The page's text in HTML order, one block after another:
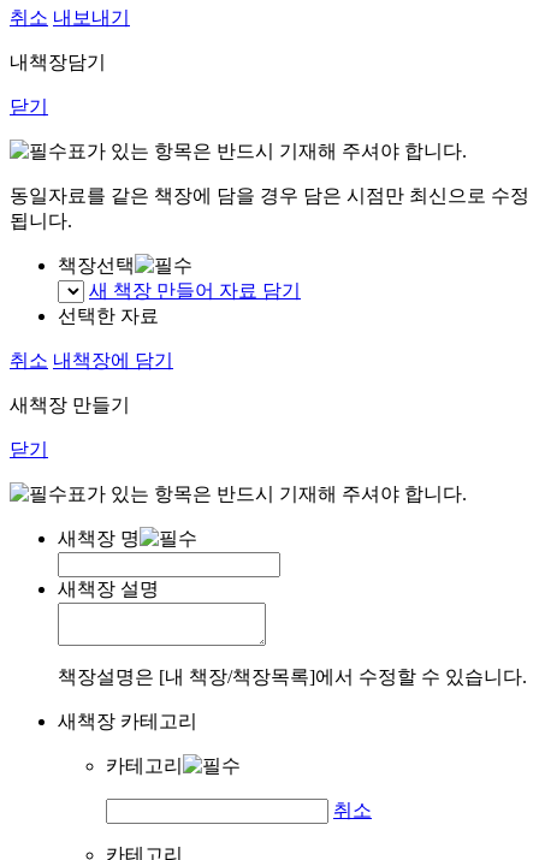
취소 내보내기
내책장담기
닫기
표가 있는 항목은 반드시 기재해 주셔야 합니다.
동일자료를 같은 책장에 담을 경우 담은 시점만 최신으로 수정
됩니다.
책장선택
새 책장 만들어 자료 담기
선택한 자료
취소 내책장에 담기
새책장 만들기
닫기
표가 있는 항목은 반드시 기재해 주셔야 합니다.
새책장 명
새책장 설명
책장설명은 [내 책장/책장목록]에서 수정할 수 있습니다.
새책장 카테고리
카테고리
취소
카테고리